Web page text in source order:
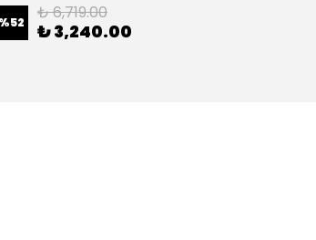
%52 ₺ 6,719.00
₺ 3,240.00